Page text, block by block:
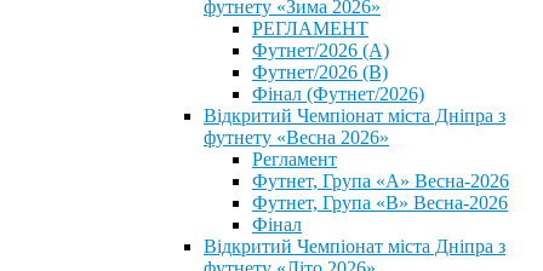
футнету «Зима 2026»
РЕГЛАМЕНТ
Футнет/2026 (А)
Футнет/2026 (В)
Фінал (Футнет/2026)
Відкритий Чемпіонат міста Дніпра з
футнету «Весна 2026»
Регламент
Футнет, Група «А» Весна-2026
Футнет, Група «В» Весна-2026
Фінал
Відкритий Чемпіонат міста Дніпра з